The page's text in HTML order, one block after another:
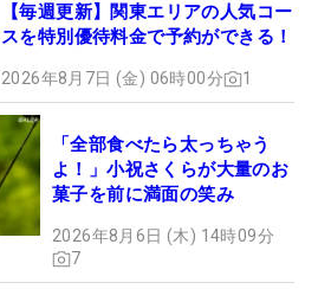
【毎週更新】関東エリアの人気コー
スを特別優待料金で予約ができる！
2026年8月7日 (金) 06時00分 1
「全部食べたら太っちゃう
よ！」小祝さくらが大量のお
菓子を前に満面の笑み
2026年8月6日 (木) 14時09分
7